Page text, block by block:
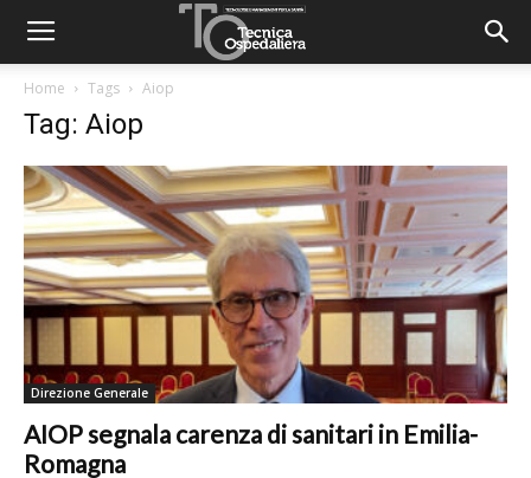
Home Tags Aiop
Tag: Aiop
Direzione Generale
AIOP segnala carenza di sanitari in Emilia-
Romagna